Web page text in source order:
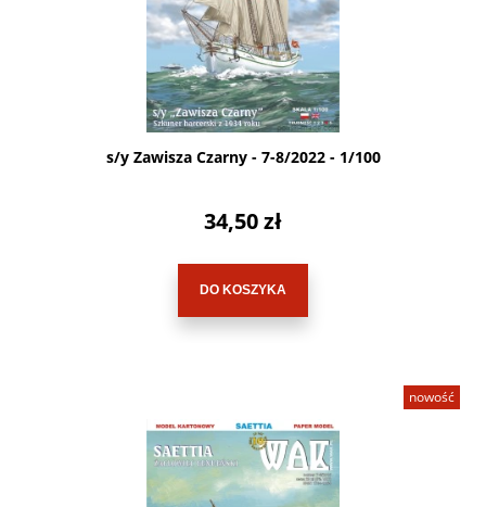
s/y Zawisza Czarny - 7-8/2022 - 1/100
34,50 zł
DO KOSZYKA
nowość